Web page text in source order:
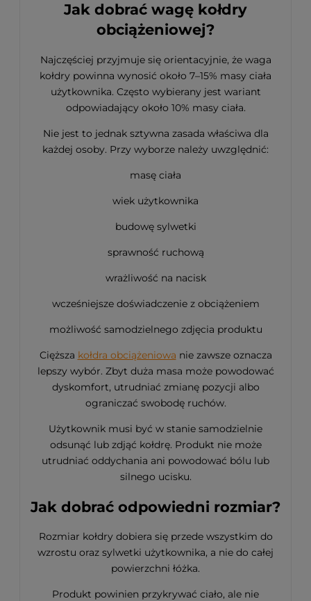
Jak dobrać wagę kołdry
obciążeniowej?
Najczęściej przyjmuje się orientacyjnie, że waga
kołdry powinna wynosić około 7–15% masy ciała
użytkownika. Często wybierany jest wariant
odpowiadający około 10% masy ciała.
Nie jest to jednak sztywna zasada właściwa dla
każdej osoby. Przy wyborze należy uwzględnić:
masę ciała
wiek użytkownika
budowę sylwetki
sprawność ruchową
wrażliwość na nacisk
wcześniejsze doświadczenie z obciążeniem
możliwość samodzielnego zdjęcia produktu
Cięższa kołdra obciążeniowa nie zawsze oznacza
lepszy wybór. Zbyt duża masa może powodować
dyskomfort, utrudniać zmianę pozycji albo
ograniczać swobodę ruchów.
Użytkownik musi być w stanie samodzielnie
odsunąć lub zdjąć kołdrę. Produkt nie może
utrudniać oddychania ani powodować bólu lub
silnego ucisku.
Jak dobrać odpowiedni rozmiar?
Rozmiar kołdry dobiera się przede wszystkim do
wzrostu oraz sylwetki użytkownika, a nie do całej
powierzchni łóżka.
Produkt powinien przykrywać ciało, ale nie